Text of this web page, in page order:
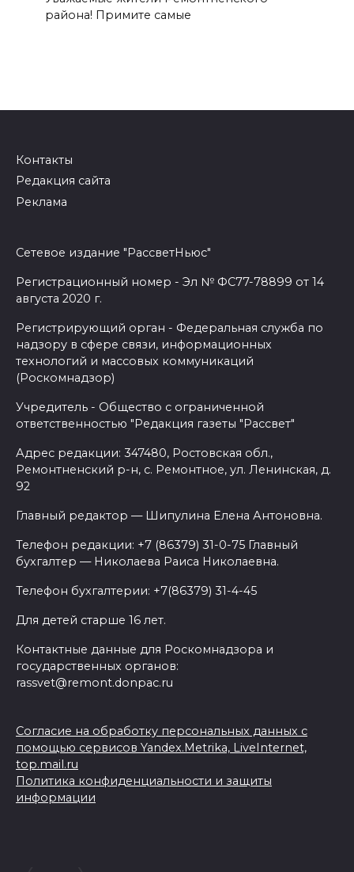
района! Примите самые
Контакты
Редакция сайта
Реклама
Сетевое издание "РассветНьюс"
Регистрационный номер - Эл № ФС77-78899 от 14
августа 2020 г.
Регистрирующий орган - Федеральная служба по
надзору в сфере связи, информационных
технологий и массовых коммуникаций
(Роскомнадзор)
Учредитель - Общество с ограниченной
ответственностью "Редакция газеты "Рассвет"
Адрес редакции: 347480, Ростовская обл.,
Ремонтненский р-н, с. Ремонтное, ул. Ленинская, д.
92
Главный редактор — Шипулина Елена Антоновна.
Телефон редакции: +7 (86379) 31-0-75 Главный
бухгалтер — Николаева Раиса Николаевна.
Телефон бухгалтерии: +7(86379) 31-4-45
Для детей старше 16 лет.
Контактные данные для Роскомнадзора и
государственных органов:
rassvet@remont.donpac.ru
Согласие на обработку персональных данных с
помощью сервисов Yandex.Metrika, LiveInternet,
top.mail.ru
Политика конфиденциальности и защиты
информации